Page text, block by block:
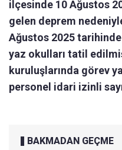
ilçesinde 10 Ağustos
gelen deprem
Ağustos 2025
yaz okulları tatil
kuruluşlarında görev
personel idari izinli
BAKMADAN GEÇME